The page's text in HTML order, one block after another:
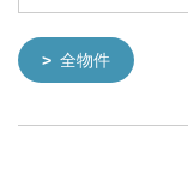
全物件